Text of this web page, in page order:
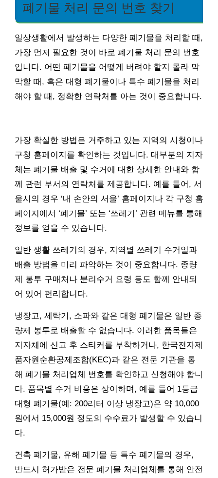
폐기물 처리 문의 번호 찾기
일상생활에서 발생하는 다양한 폐기물을 처리할 때,
가장 먼저 필요한 것이 바로 폐기물 처리 문의 번호
입니다. 어떤 폐기물을 어떻게 버려야 할지 몰라 막
막할 때, 혹은 대형 폐기물이나 특수 폐기물을 처리
해야 할 때, 정확한 연락처를 아는 것이 중요합니다.
가장 확실한 방법은 거주하고 있는 지역의 시청이나
구청 홈페이지를 확인하는 것입니다. 대부분의 지자
체는 폐기물 배출 및 수거에 대한 상세한 안내와 함
께 관련 부서의 연락처를 제공합니다. 예를 들어, 서
울시의 경우 ‘내 손안의 서울’ 홈페이지나 각 구청 홈
페이지에서 ‘폐기물’ 또는 ‘쓰레기’ 관련 메뉴를 통해
정보를 얻을 수 있습니다.
일반 생활 쓰레기의 경우, 지역별 쓰레기 수거일과
배출 방법을 미리 파악하는 것이 중요합니다. 종량
제 봉투 구매처나 분리수거 요령 등도 함께 안내되
어 있어 편리합니다.
냉장고, 세탁기, 소파와 같은 대형 폐기물은 일반 종
량제 봉투로 배출할 수 없습니다. 이러한 품목들은
지자체에 신고 후 스티커를 부착하거나, 한국전자제
품자원순환공제조합(KEC)과 같은 전문 기관을 통
해 폐기물 처리업체 번호를 확인하고 신청해야 합니
다. 품목별 수거 비용은 상이하며, 예를 들어 1등급
대형 폐기물(예: 200리터 이상 냉장고)은 약 10,000
원에서 15,000원 정도의 수수료가 발생할 수 있습니
다.
건축 폐기물, 유해 폐기물 등 특수 폐기물의 경우,
반드시 허가받은 전문 폐기물 처리업체를 통해 안전